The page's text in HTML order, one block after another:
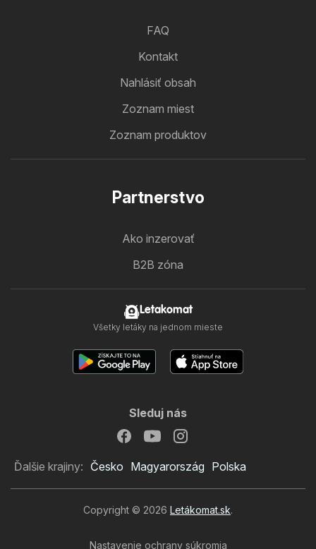
FAQ
Kontakt
Nahlásiť obsah
Zoznam miest
Zoznam produktov
Partnerstvo
Ako inzerovať
B2B zóna
Letakomat
Všetky letáky na jednom mieste
Sleduj nás
Ďalšie krajiny: Česko Magyarország Polska
Copyright © 2026 Letákomat.sk.
Nastavenie ochrany súkromia